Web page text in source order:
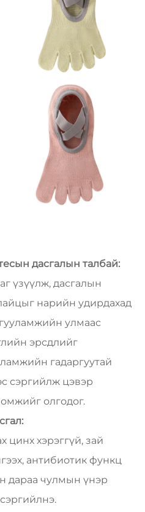
дасгалын талбай:
үзүүлж, дасгалын
нарийн удирдахад
улмаас
эрсдлийг
гадаргуутай
сэргийлж цэвэр
олгодог.
цинх хэрэггүй, зай
антибиотик функц
дараа чулмын үнэр